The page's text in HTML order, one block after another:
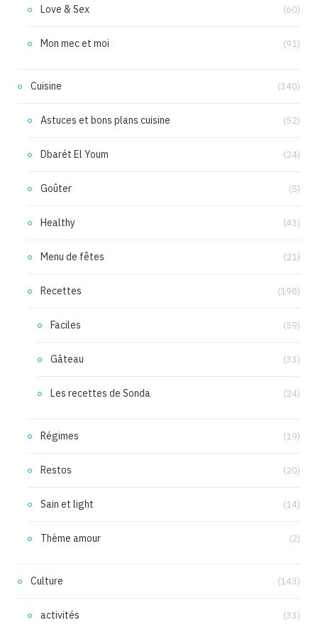
Love & Sex (60)
Mon mec et moi (91)
Cuisine (340)
Astuces et bons plans cuisine (52)
Dbarét El Youm (24)
Goûter (5)
Healthy (43)
Menu de fêtes (21)
Recettes (198)
Faciles (59)
Gâteau (33)
Les recettes de Sonda (24)
Régimes (19)
Restos (20)
Sain et light (14)
Thème amour (2)
Culture (143)
activités (33)